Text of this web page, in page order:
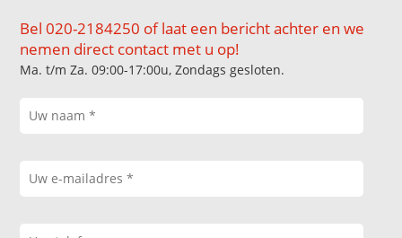
Bel 020-2184250 of laat een bericht achter en we
nemen direct contact met u op!
Ma. t/m Za. 09:00-17:00u, Zondags gesloten.